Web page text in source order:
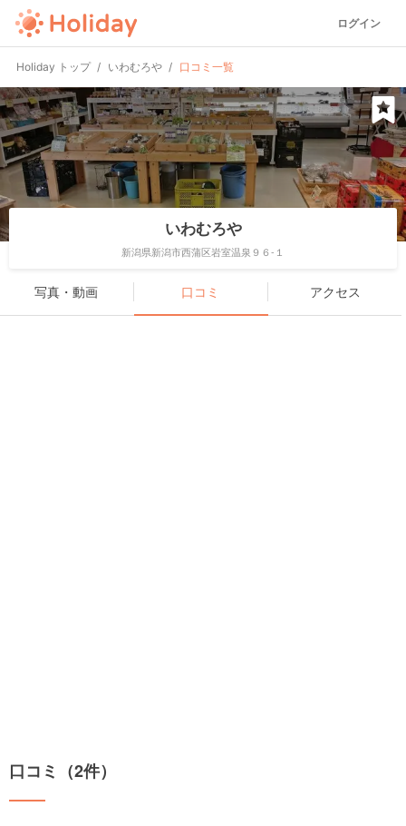
ログイン
Holiday トップ いわむろや 口コミ一覧
いわむろや
新潟県新潟市西蒲区岩室温泉９６-１
写真・動画 口コミ アクセス
口コミ（2件）